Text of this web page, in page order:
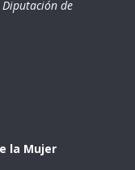
de
la Mujer